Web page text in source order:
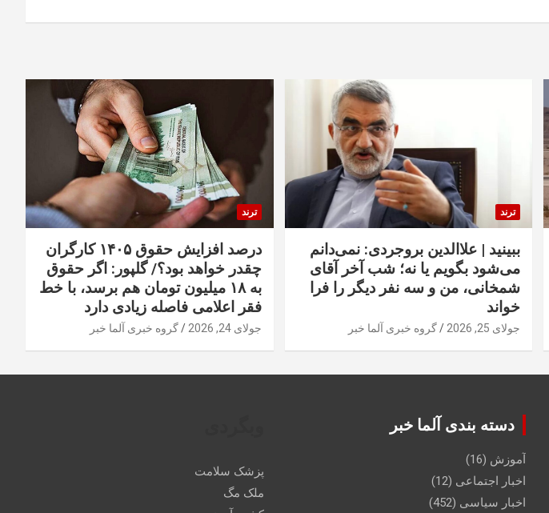
ترند
ببینید | علاالدین بروجردی: نمی‌دانم
می‌شود بگویم یا نه؛ شب آخر آقای
شمخانی، من و سه نفر دیگر را فرا
خواند
جولای 25, 2026 گروه خبری آلما خبر
ترند
درصد افزایش حقوق ۱۴۰۵ کارگران
چقدر خواهد بود؟/ گلپور: اگر حقوق
به ۱۸ میلیون تومان هم برسد، با خط
فقر اعلامی فاصله زیادی دارد
جولای 24, 2026 گروه خبری آلما خبر
دسته بندی آلما خبر
آموزش (16)
اخبار اجتماعی (12)
اخبار سیاسی (452)
پزشک سلامت
ملک مگ